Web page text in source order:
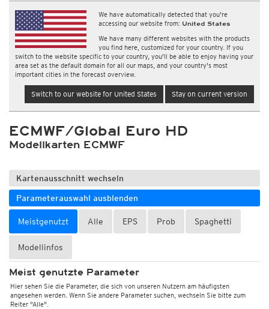
We have automatically detected that you're
accessing our website from: United States
We have many different websites with the products
you find here, customized for your country. If you
switch to the website specific to your country, you'll be able to enjoy having your
area set as the default domain for all our maps, and your country's most
important cities in the forecast overview.
Switch to our website for United States Stay on current version
ECMWF/Global Euro HD
Modellkarten ECMWF
Kartenausschnitt wechseln
Parameterauswahl ausblenden
Meistgenutzt Alle EPS Prob Spaghetti
Modellinfos
Meist genutzte Parameter
Hier sehen Sie die Parameter, die sich von unseren Nutzern am häufigsten
angesehen werden. Wenn Sie andere Parameter suchen, wechseln Sie bitte zum
Reiter "Alle".